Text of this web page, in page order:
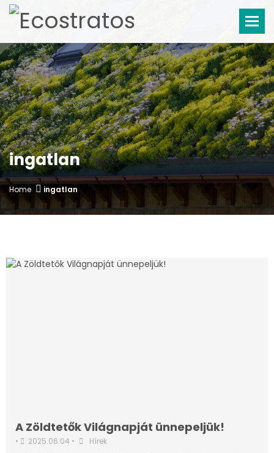
ingatlan
Home ingatlan
A Zöldtetők Világnapját ünnepeljük!
• 2025.06.04 • Hírek